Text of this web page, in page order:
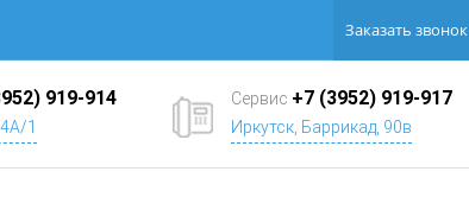
Заказать звонок
919-914
1
Сервис +7 (3952) 919-917
Иркутск, Баррикад, 90в